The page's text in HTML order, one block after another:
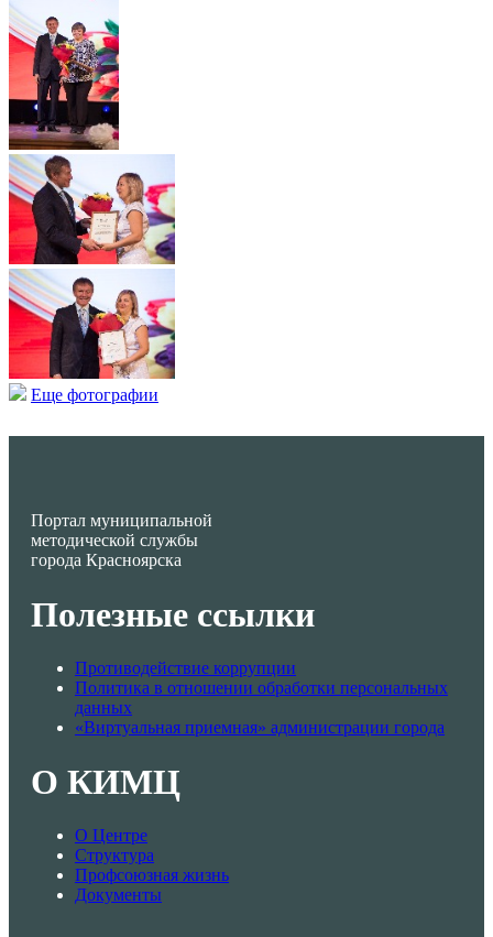
Еще фотографии
Портал муниципальной
методической службы
города Красноярска
Полезные ссылки
Противодействие коррупции
Политика в отношении обработки персональных
данных
«Виртуальная приемная» администрации города
О КИМЦ
О Центре
Структура
Профсоюзная жизнь
Документы